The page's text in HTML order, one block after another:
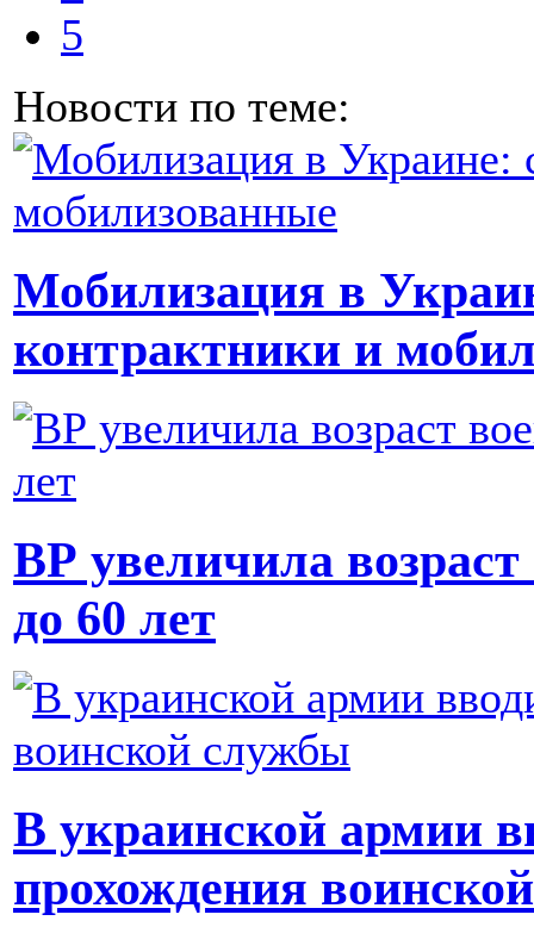
5
Новости по теме:
Мобилизация в
контрактники и
ВР увеличила
до 60 лет
В украинской армии
прохождения